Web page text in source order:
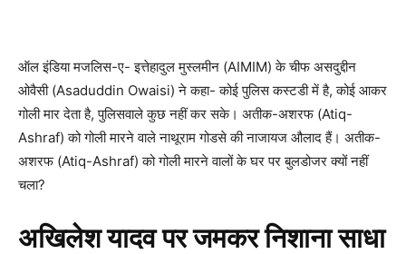
ऑल इंडिया मजलिस-ए- इत्तेहादुल मुस्लमीन (AIMIM) के चीफ असदुद्दीन
ओवैसी (Asaduddin Owaisi) ने कहा- कोई पुलिस कस्टडी में है, कोई आकर
गोली मार देता है, पुलिसवाले कुछ नहीं कर सके। अतीक-अशरफ (Atiq-
Ashraf) को गोली मारने वाले नाथूराम गोडसे की नाजायज औलाद हैं। अतीक-
अशरफ (Atiq-Ashraf) को गोली मारने वालों के घर पर बुलडोजर क्यों नहीं
चला?
अखिलेश यादव पर जमकर निशाना साधा